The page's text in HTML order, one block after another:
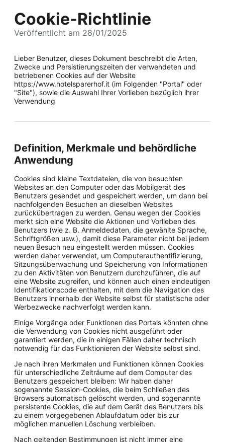
Cookie-Richtlinie
Veröffentlicht am 28/01/2025
Lieber Benutzer, dieses Dokument beschreibt die Arten,
Zwecke und Persistierungszeiten der verwendeten und
betriebenen Cookies auf der Website
https://www.hotelsparerhof.it (im Folgenden "Portal" oder
"Site"), sowie die Auswahl Ihrer Vorlieben bezüglich ihrer
Verwendung
Definition, Merkmale und behördliche
Anwendung
Cookies sind kleine Textdateien, die von besuchten
Websites an den Computer oder das Mobilgerät des
Benutzers gesendet und gespeichert werden, um dann bei
nachfolgenden Besuchen an dieselben Websites
zurückübertragen zu werden. Genau wegen der Cookies
merkt sich eine Website die Aktionen und Vorlieben des
Benutzers (wie z. B. Anmeldedaten, die gewählte Sprache,
Schriftgrößen usw.), damit diese Parameter nicht bei jedem
neuen Besuch neu eingestellt werden müssen. Cookies
werden daher verwendet, um Computerauthentifizierung,
Sitzungsüberwachung und Speicherung von Informationen
zu den Aktivitäten von Benutzern durchzuführen, die auf
eine Website zugreifen, und können auch einen eindeutigen
Identifikationscode enthalten, mit dem die Navigation des
Benutzers innerhalb der Website selbst für statistische oder
Werbezwecke nachverfolgt werden kann.
Einige Vorgänge oder Funktionen des Portals könnten ohne
die Verwendung von Cookies nicht ausgeführt oder
garantiert werden, die in einigen Fällen daher technisch
notwendig für das Funktionieren der Website selbst sind.
Je nach ihren Merkmalen und Funktionen können Cookies
für unterschiedliche Zeiträume auf dem Computer des
Benutzers gespeichert bleiben: Wir haben daher
sogenannte Session-Cookies, die beim Schließen des
Browsers automatisch gelöscht werden, und sogenannte
persistente Cookies, die auf dem Gerät des Benutzers bis
zu einem vorgegebenen Ablaufdatum oder bis zur
möglichen manuellen Löschung verbleiben.
Nach geltenden Bestimmungen ist nicht immer eine